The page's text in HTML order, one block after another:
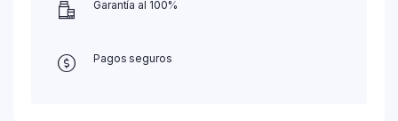
Garantía al 100%
Pagos seguros